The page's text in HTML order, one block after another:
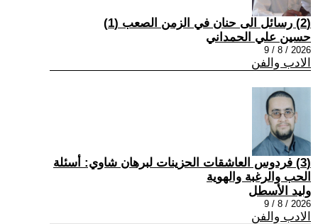
(2) رسائل الى حنان في الزمن الصعب (1)
حسين علي الحمداني
2026 / 8 / 9
الادب والفن
(3) فردوس العاشقات الحزينات لبرهان شاوي: أسئلة
الحب والرغبة والهوية
وليد الأسطل
2026 / 8 / 9
الادب والفن